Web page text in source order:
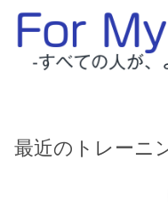
最近のトレーニ